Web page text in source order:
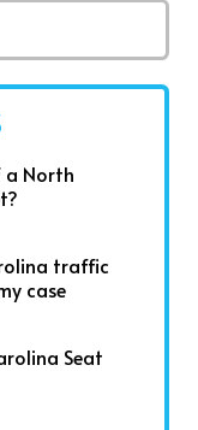
a North
traffic
case
Seat